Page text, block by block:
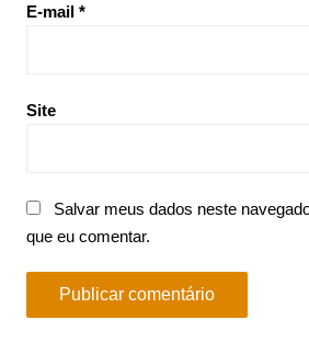
E-mail *
Site
Salvar meus dados neste
que eu comentar.